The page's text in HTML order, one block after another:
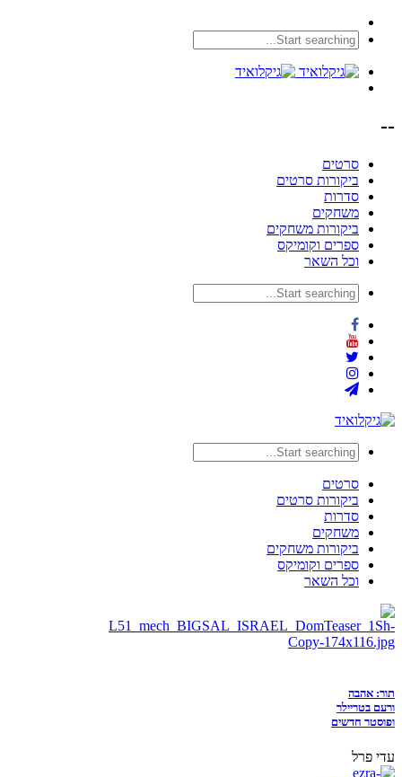
--
סרטים
ביקורות סרטים
סדרות
משחקים
ביקורות משחקים
ספרים וקומיקס
וכל השאר
סרטים
ביקורות סרטים
סדרות
משחקים
ביקורות משחקים
ספרים וקומיקס
וכל השאר
תור: אהבה
ורעם בטריילר
ופוסטר חדשים
עדי פרל